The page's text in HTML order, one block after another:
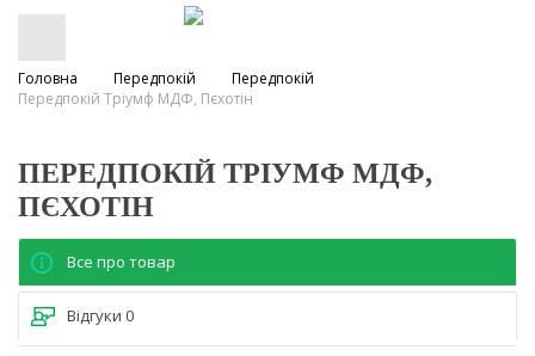
Головна Передпокій
Передпокій
Передпокій Тріумф МДФ, Пєхотін
ПЕРЕДПОКІЙ ТРІУМФ МДФ,
ПЄХОТІН
Все про товар
Відгуки 0